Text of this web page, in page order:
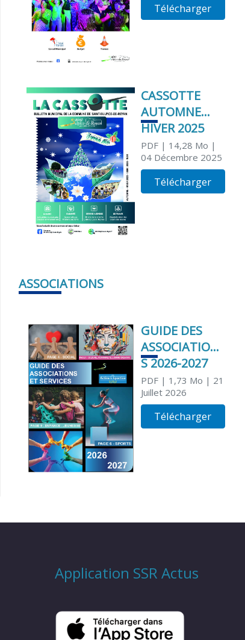
Télécharger
CASSOTTE
AUTOMNE
HIVER 2025
PDF| 14,28 Mo |
04 Décembre 2025
Télécharger
ASSOCIATIONS
GUIDE DES
ASSOCIATION
S 2026-2027
PDF| 1,73 Mo | 21
Juillet 2026
Télécharger
Application SSR Actus